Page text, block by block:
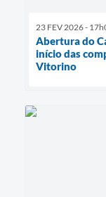
23 FEV 2026 -
Abertura do
início das
Vitorino